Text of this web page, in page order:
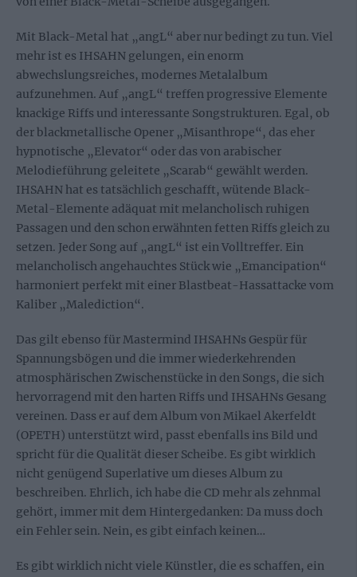
Mit Black-Metal hat „angL“ aber nur bedingt zu tun. Viel
mehr ist es IHSAHN gelungen, ein enorm
abwechslungsreiches, modernes Metalalbum
aufzunehmen. Auf „angL“ treffen progressive Elemente
knackige Riffs und interessante Songstrukturen. Egal, ob
der blackmetallische Opener „Misanthrope“, das eher
hypnotische „Elevator“ oder das von arabischer
Melodieführung geleitete „Scarab“ gewählt werden.
IHSAHN hat es tatsächlich geschafft, wütende Black-
Metal-Elemente adäquat mit melancholisch ruhigen
Passagen und den schon erwähnten fetten Riffs gleich zu
setzen. Jeder Song auf „angL“ ist ein Volltreffer. Ein
melancholisch angehauchtes Stück wie „Emancipation“
harmoniert perfekt mit einer Blastbeat-Hassattacke vom
Kaliber „Malediction“.
Das gilt ebenso für Mastermind IHSAHNs Gespür für
Spannungsbögen und die immer wiederkehrenden
atmosphärischen Zwischenstücke in den Songs, die sich
hervorragend mit den harten Riffs und IHSAHNs Gesang
vereinen. Dass er auf dem Album von Mikael Akerfeldt
(OPETH) unterstützt wird, passt ebenfalls ins Bild und
spricht für die Qualität dieser Scheibe. Es gibt wirklich
nicht genügend Superlative um dieses Album zu
beschreiben. Ehrlich, ich habe die CD mehr als zehnmal
gehört, immer mit dem Hintergedanken: Da muss doch
ein Fehler sein. Nein, es gibt einfach keinen…
Es gibt wirklich nicht viele Künstler, die es schaffen, ein